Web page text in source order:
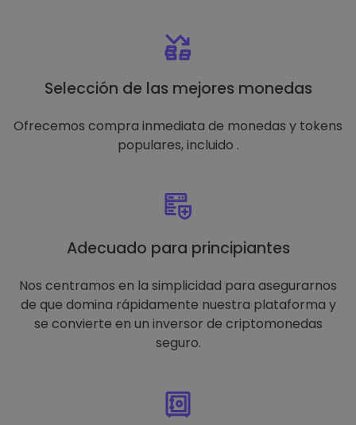
Selección de las mejores monedas
Ofrecemos compra inmediata de monedas y tokens
populares, incluido .
Adecuado para principiantes
Nos centramos en la simplicidad para asegurarnos
de que domina rápidamente nuestra plataforma y
se convierte en un inversor de criptomonedas
seguro.